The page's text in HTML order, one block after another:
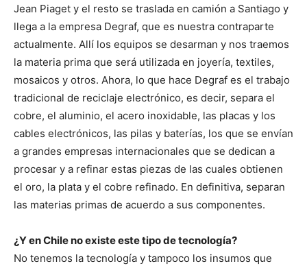
Jean Piaget y el resto se traslada en camión a Santiago y
llega a la empresa Degraf, que es nuestra contraparte
actualmente. Allí los equipos se desarman y nos traemos
la materia prima que será utilizada en joyería, textiles,
mosaicos y otros. Ahora, lo que hace Degraf es el trabajo
tradicional de reciclaje electrónico, es decir, separa el
cobre, el aluminio, el acero inoxidable, las placas y los
cables electrónicos, las pilas y baterías, los que se envían
a grandes empresas internacionales que se dedican a
procesar y a refinar estas piezas de las cuales obtienen
el oro, la plata y el cobre refinado. En definitiva, separan
las materias primas de acuerdo a sus componentes.
¿Y en Chile no existe este tipo de tecnología?
No tenemos la tecnología y tampoco los insumos que